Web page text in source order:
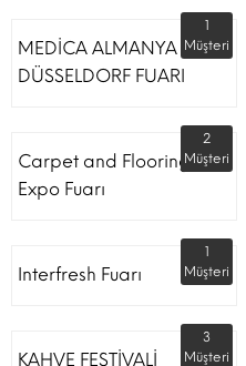
MEDİCA ALMANYA
DÜSSELDORF FUARI
1
Müşteri
Carpet and Flooring
Expo Fuarı
2
Müşteri
Interfresh Fuarı
1
Müşteri
KAHVE FESTİVALİ
3
Müşteri